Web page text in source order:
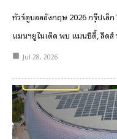
ทัวร์ดูบอลอังกฤษ 2026 กรุ๊ปเล็
แมนฯยูไนเต็ด พบ แมนซิตี้, ลีดส์
Jul 28, 2026